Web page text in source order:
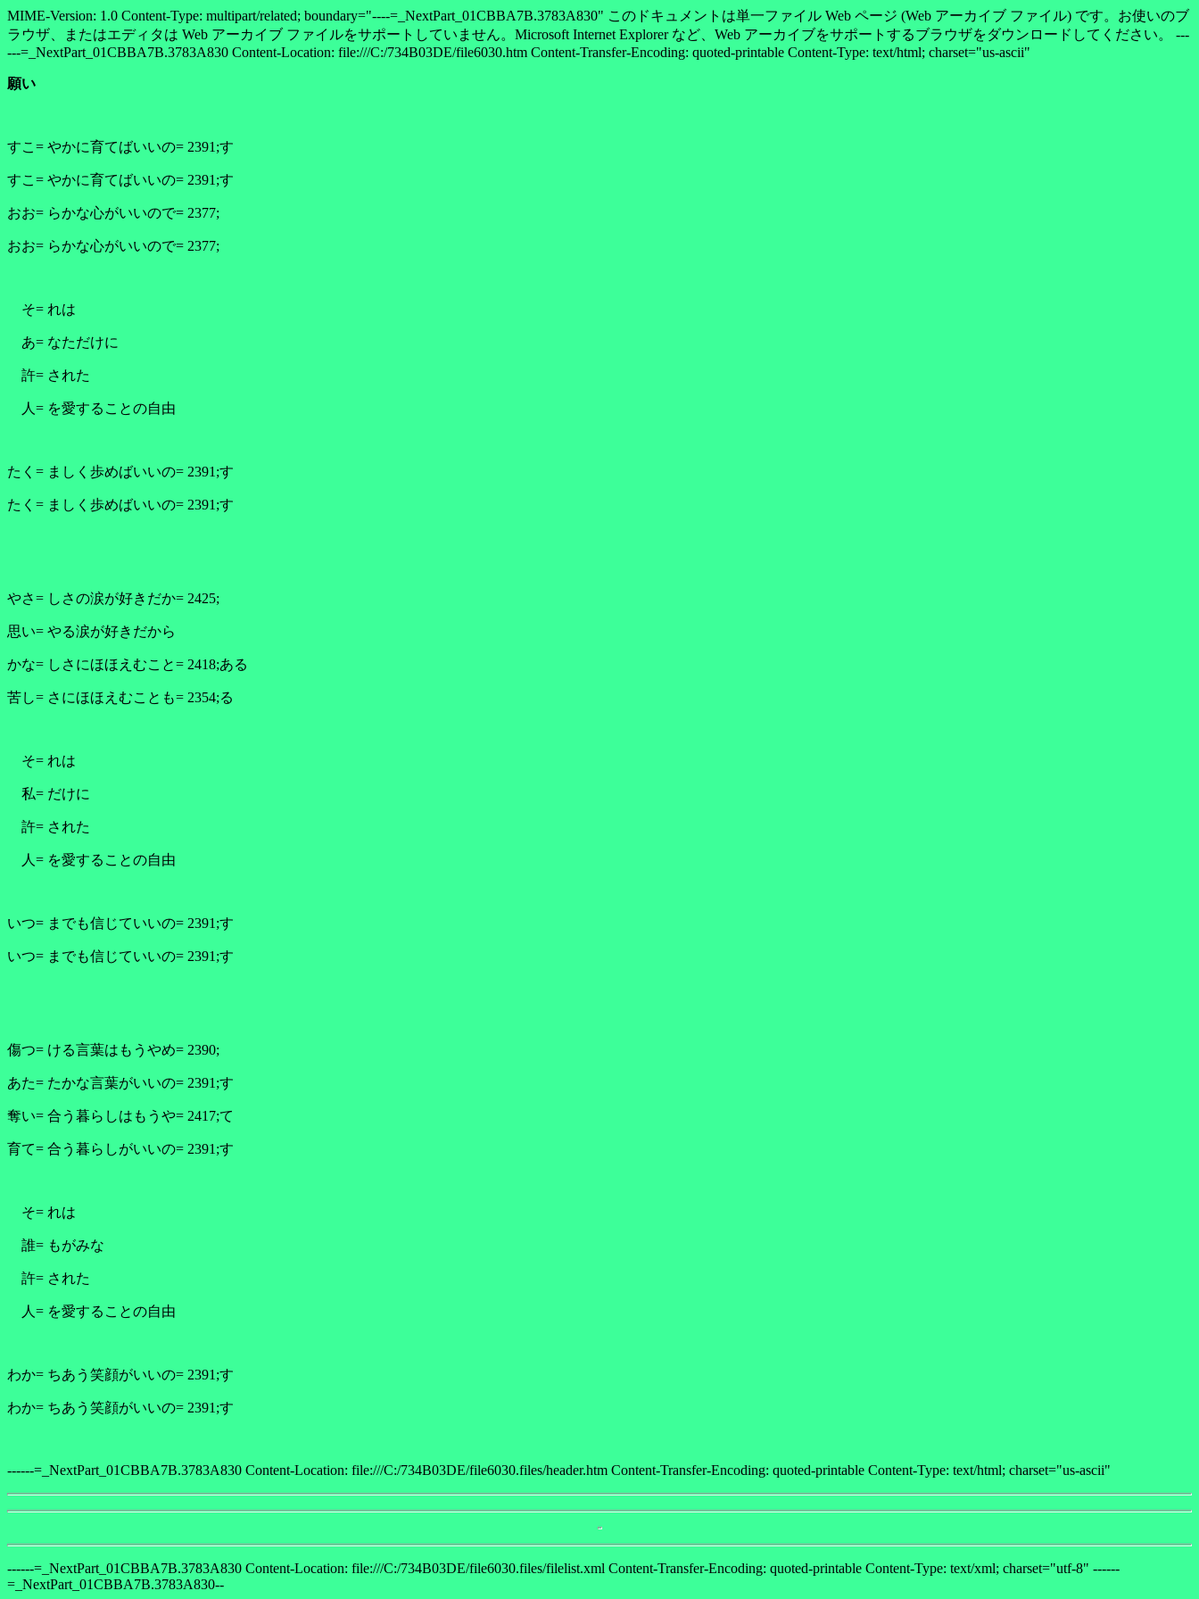
MIME-Version: 1.0 Content-Type: multipart/related; boundary="----=_NextPart_01CBBA7B.3783A830" このドキュメントは単一ファイル Web ページ (Web アーカイブ ファイル) です。お使いのブ
ラウザ、またはエディタは Web アーカイブ ファイルをサポートしていません。Microsoft Internet Explorer など、Web アーカイブをサポートするブラウザをダウンロードしてください。 ---
---=_NextPart_01CBBA7B.3783A830 Content-Location: file:///C:/734B03DE/file6030.htm Content-Transfer-Encoding: quoted-printable Content-Type: text/html; charset="us-ascii"
願い
すこ= やかに育てばいいの= 2391;す
すこ= やかに育てばいいの= 2391;す
おお= らかな心がいいので= 2377;
おお= らかな心がいいので= 2377;
そ= れは
あ= なただけに
許= された
人= を愛することの自由
たく= ましく歩めばいいの= 2391;す
たく= ましく歩めばいいの= 2391;す
やさ= しさの涙が好きだか= 2425;
思い= やる涙が好きだから
かな= しさにほほえむこと= 2418;ある
苦し= さにほほえむことも= 2354;る
そ= れは
私= だけに
許= された
人= を愛することの自由
いつ= までも信じていいの= 2391;す
いつ= までも信じていいの= 2391;す
傷つ= ける言葉はもうやめ= 2390;
あた= たかな言葉がいいの= 2391;す
奪い= 合う暮らしはもうや= 2417;て
育て= 合う暮らしがいいの= 2391;す
そ= れは
誰= もがみな
許= された
人= を愛することの自由
わか= ちあう笑顔がいいの= 2391;す
わか= ちあう笑顔がいいの= 2391;す
------=_NextPart_01CBBA7B.3783A830 Content-Location: file:///C:/734B03DE/file6030.files/header.htm Content-Transfer-Encoding: quoted-printable Content-Type: text/html; charset="us-ascii"
------=_NextPart_01CBBA7B.3783A830 Content-Location: file:///C:/734B03DE/file6030.files/filelist.xml Content-Transfer-Encoding: quoted-printable Content-Type: text/xml; charset="utf-8" ------
=_NextPart_01CBBA7B.3783A830--